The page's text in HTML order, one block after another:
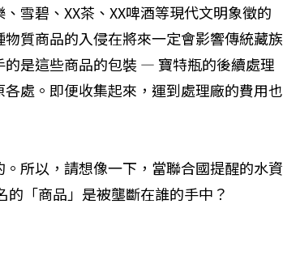
雪碧、XX茶、XX啤酒等現代文明象徵的
質商品的入侵在將來一定會影響傳統藏族
是這些商品的包裝 — 寶特瓶的後續處理
處。即便收集起來，運到處理廠的費用也
所以，請想像一下，當聯合國提醒的水資
「商品」是被壟斷在誰的手中？